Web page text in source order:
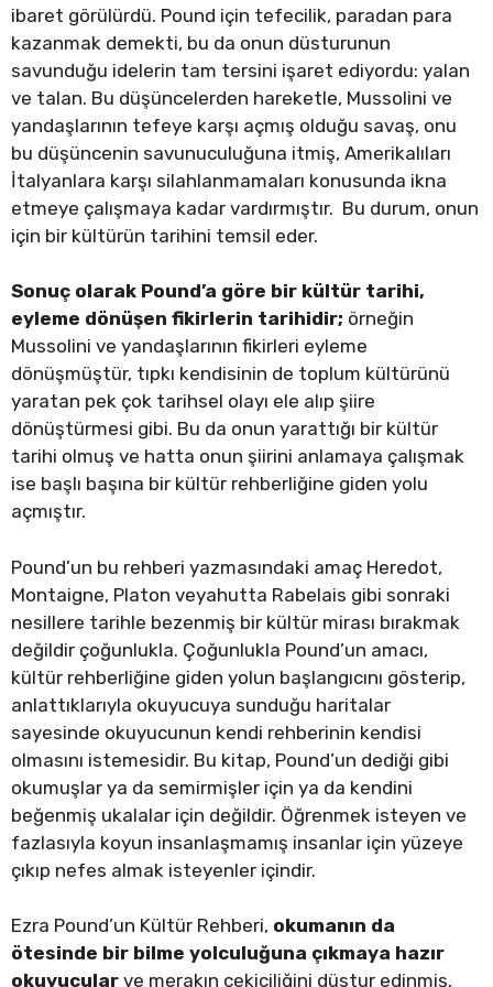
ibaret görülürdü. Pound için tefecilik, paradan para
kazanmak demekti, bu da onun düsturunun
savunduğu idelerin tam tersini işaret ediyordu: yalan
ve talan. Bu düşüncelerden hareketle, Mussolini ve
yandaşlarının tefeye karşı açmış olduğu savaş, onu
bu düşüncenin savunuculuğuna itmiş, Amerikalıları
İtalyanlara karşı silahlanmamaları konusunda ikna
etmeye çalışmaya kadar vardırmıştır. Bu durum, onun
için bir kültürün tarihini temsil eder.
Sonuç olarak Pound’a göre bir kültür tarihi,
eyleme dönüşen fikirlerin tarihidir; örneğin
Mussolini ve yandaşlarının fikirleri eyleme
dönüşmüştür, tıpkı kendisinin de toplum kültürünü
yaratan pek çok tarihsel olayı ele alıp şiire
dönüştürmesi gibi. Bu da onun yarattığı bir kültür
tarihi olmuş ve hatta onun şiirini anlamaya çalışmak
ise başlı başına bir kültür rehberliğine giden yolu
açmıştır.
Pound’un bu rehberi yazmasındaki amaç Heredot,
Montaigne, Platon veyahutta Rabelais gibi sonraki
nesillere tarihle bezenmiş bir kültür mirası bırakmak
değildir çoğunlukla. Çoğunlukla Pound’un amacı,
kültür rehberliğine giden yolun başlangıcını gösterip,
anlattıklarıyla okuyucuya sunduğu haritalar
sayesinde okuyucunun kendi rehberinin kendisi
olmasını istemesidir. Bu kitap, Pound’un dediği gibi
okumuşlar ya da semirmişler için ya da kendini
beğenmiş ukalalar için değildir. Öğrenmek isteyen ve
fazlasıyla koyun insanlaşmamış insanlar için yüzeye
çıkıp nefes almak isteyenler içindir.
Ezra Pound’un Kültür Rehberi, okumanın da
ötesinde bir bilme yolculuğuna çıkmaya hazır
okuyucular ve merakın çekiciliğini düstur edinmiş,